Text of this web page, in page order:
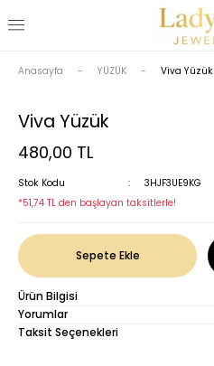
Anasayfa YÜZÜK Viva Yüzük
Viva Yüzük
480,00 TL
Stok Kodu
3HJF3UE9KG
*51,74 TL den başlayan taksitlerle!
Sepete Ekle
Ürün Bilgisi
Yorumlar
Taksit Seçenekleri